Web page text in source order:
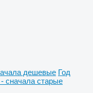
дешевые Год
сначала старые